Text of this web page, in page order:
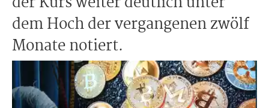
dem Hoch der vergangenen zwölf
Monate notiert.